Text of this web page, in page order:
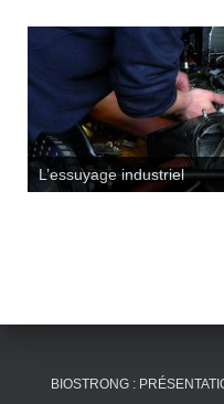
L’essuyage industriel
BIOSTRONG :